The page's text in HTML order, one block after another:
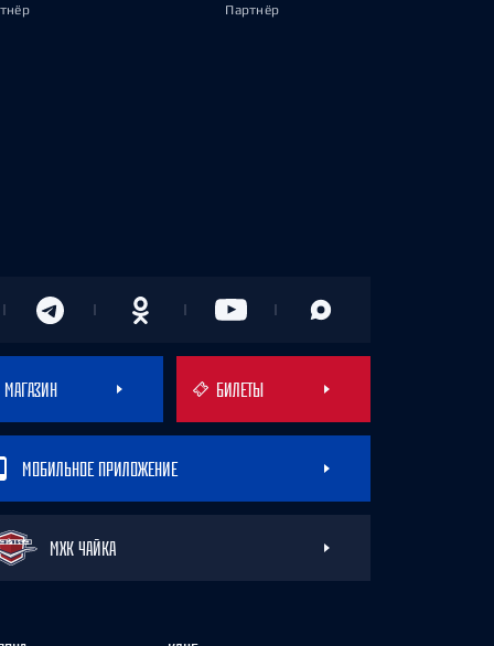
Партнёр
МАГАЗИН БИЛЕТЫ
МОБИЛЬНОЕ ПРИЛОЖЕНИЕ
МХК ЧАЙКА